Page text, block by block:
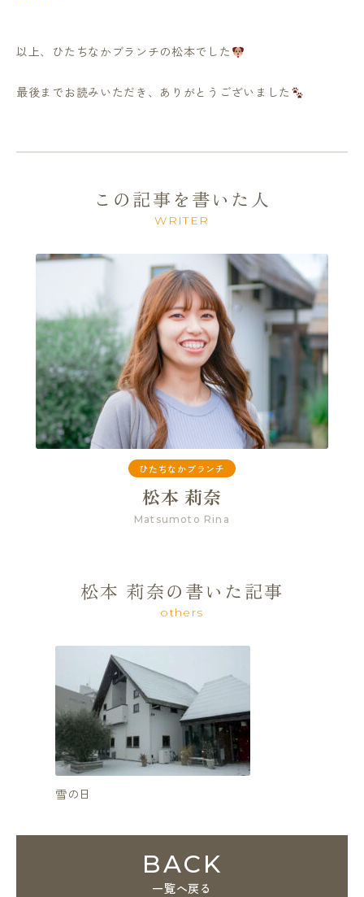
以上、ひたちなかブランチの松本でした
最後までお読みいただき、ありがとうございました
この記事を書いた人
WRITER
ひたちなかブランチ
松本 莉奈
Matsumoto Rina
松本 莉奈の書いた記事
others
雪の日
BACK
一覧へ戻る